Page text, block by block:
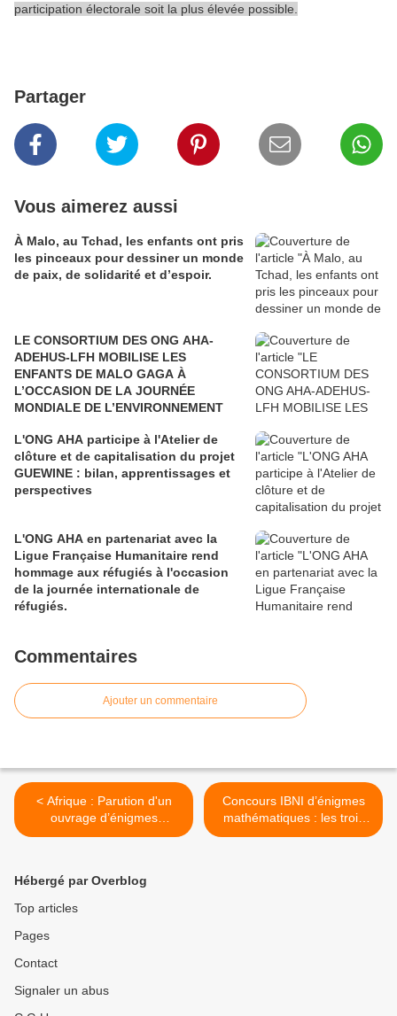
participation électorale soit la plus élevée possible.
Partager
Vous aimerez aussi
À Malo, au Tchad, les enfants ont pris
les pinceaux pour dessiner un monde
de paix, de solidarité et d’espoir.
LE CONSORTIUM DES ONG AHA-
ADEHUS-LFH MOBILISE LES
ENFANTS DE MALO GAGA À
L’OCCASION DE LA JOURNÉE
MONDIALE DE L’ENVIRONNEMENT
L'ONG AHA participe à l'Atelier de
clôture et de capitalisation du projet
GUEWINE : bilan, apprentissages et
perspectives
L'ONG AHA en partenariat avec la
Ligue Française Humanitaire rend
hommage aux réfugiés à l'occasion
de la journée internationale de
réfugiés.
Commentaires
Ajouter un commentaire
< Afrique : Parution d'un
ouvrage d’énigmes
mathématiques à la
Concours IBNI d’énigmes
mathématiques : les trois
premiers ont reçu des prix >
Hébergé par Overblog
Top articles
Pages
Contact
Signaler un abus